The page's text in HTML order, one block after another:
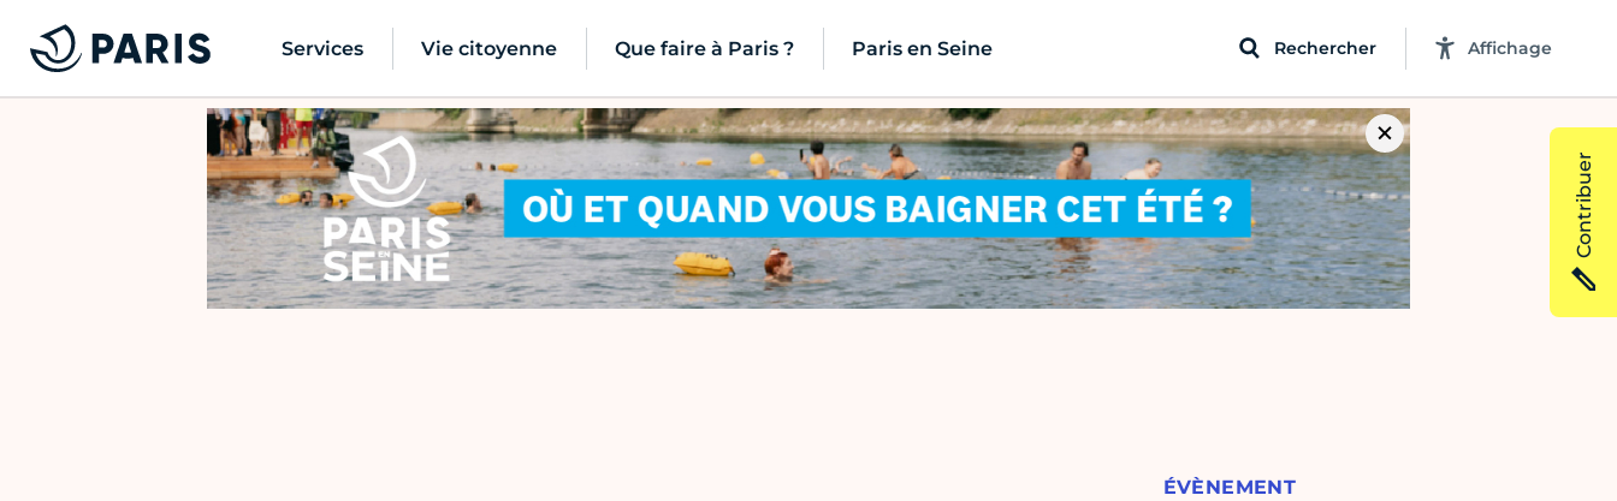
Services Vie citoyenne Que faire à Paris ? Paris en Seine Rechercher Affichage
ÉVÈNEMENT
Contribuer